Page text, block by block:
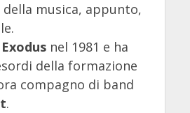
musica, appunto,
Exodus nel 1981 e ha
della formazione
compagno di band
.